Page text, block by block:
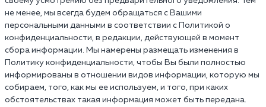
не менее, мы всегда будем обращаться с Вашими
персональными данными в соответствии с Политикой о
конфиденциальности, в редакции, действующей в момент
сбора информации. Мы намерены размещать изменения в
Политику конфиденциальности, чтобы Вы были полностью
информированы в отношении видов информации, которую мы
собираем, того, как мы ее используем, и того, при каких
обстоятельствах такая информация может быть передана.